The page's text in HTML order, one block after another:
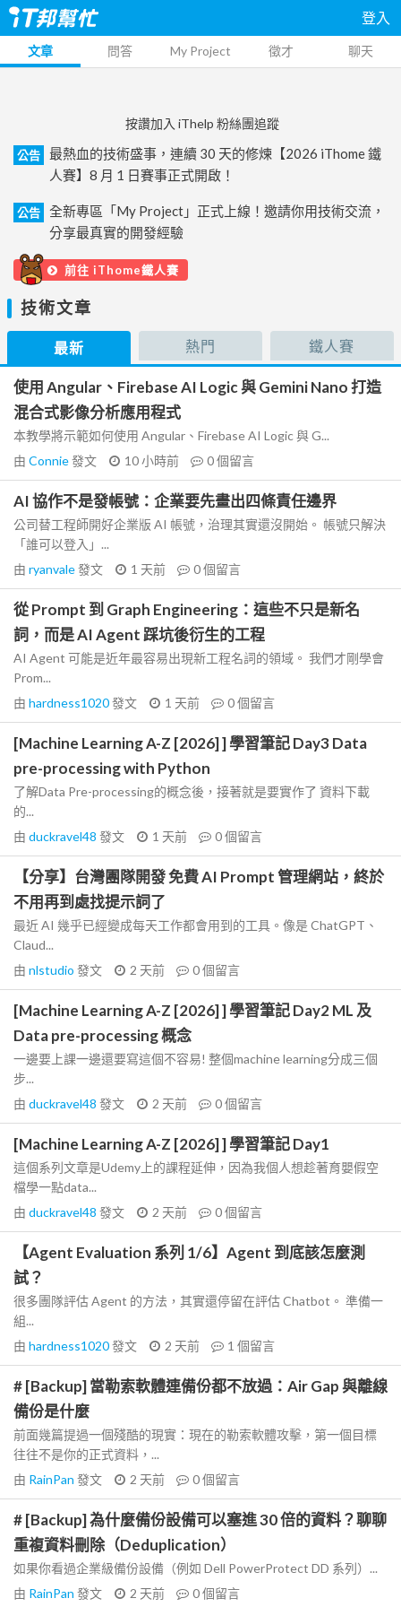
登入
文章 問答 My Project 徵才 聊天
按讚加入 iThelp 粉絲團追蹤
公告
最熱血的技術盛事，連續 30 天的修煉【2026 iThome 鐵
人賽】8 月 1 日賽事正式開啟！
公告
全新專區「My Project」正式上線！邀請你用技術交流，
分享最真實的開發經驗
前往 iThome鐵人賽
技術文章
最新 熱門 鐵人賽
使用 Angular、Firebase AI Logic 與 Gemini Nano 打造
混合式影像分析應用程式
本教學將示範如何使用 Angular、Firebase AI Logic 與 G...
由 Connie發文 10 小時前 0個留言
AI 協作不是發帳號：企業要先畫出四條責任邊界
公司替工程師開好企業版 AI 帳號，治理其實還沒開始。 帳號只解決
「誰可以登入」...
由 ryanvale發文 1 天前 0個留言
從 Prompt 到 Graph Engineering：這些不只是新名
詞，而是 AI Agent 踩坑後衍生的工程
AI Agent 可能是近年最容易出現新工程名詞的領域。 我們才剛學會
Prom...
由 hardness1020發文 1 天前 0個留言
[Machine Learning A-Z [2026] ] 學習筆記 Day3 Data
pre-processing with Python
了解Data Pre-processing的概念後，接著就是要實作了 資料下載
的...
由 duckravel48 發文 1 天前 0個留言
【分享】台灣團隊開發 免費 AI Prompt 管理網站，終於
不用再到處找提示詞了
最近 AI 幾乎已經變成每天工作都會用到的工具。像是 ChatGPT、
Claud...
由 nlstudio 發文 2 天前 0個留言
[Machine Learning A-Z [2026] ] 學習筆記 Day2 ML 及
Data pre-processing 概念
一邊要上課一邊還要寫這個不容易! 整個machine learning分成三個
步...
由 duckravel48 發文 2 天前 0個留言
[Machine Learning A-Z [2026] ] 學習筆記 Day1
這個系列文章是Udemy上的課程延伸，因為我個人想趁著育嬰假空
檔學一點data...
由 duckravel48 發文 2 天前 0個留言
【Agent Evaluation 系列 1/6】Agent 到底該怎麼測
試？
很多團隊評估 Agent 的方法，其實還停留在評估 Chatbot。 準備一
組...
由 hardness1020發文 2 天前 1 個留言
# [Backup] 當勒索軟體連備份都不放過：Air Gap 與離線
備份是什麼
前面幾篇提過一個殘酷的現實：現在的勒索軟體攻擊，第一個目標
往往不是你的正式資料，...
由 RainPan 發文 2 天前 0個留言
# [Backup] 為什麼備份設備可以塞進 30 倍的資料？聊聊
重複資料刪除（Deduplication）
如果你看過企業級備份設備（例如 Dell PowerProtect DD 系列）...
由 RainPan 發文 2 天前 0個留言